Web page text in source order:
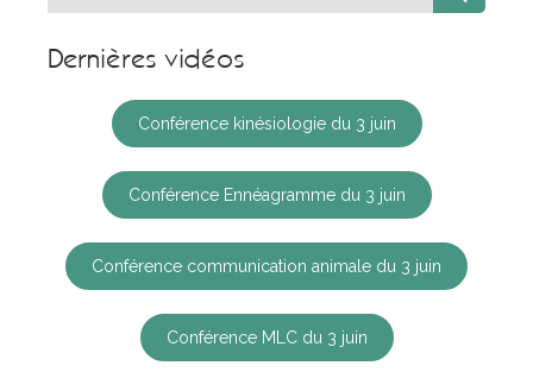
Dernières vidéos
Conférence kinésiologie du 3 juin
Conférence Ennéagramme du 3 juin
Conférence communication animale du 3 juin
Conférence MLC du 3 juin